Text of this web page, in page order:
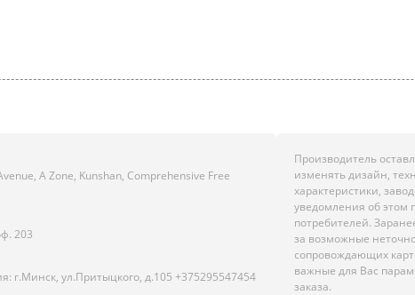
A Zone, Kunshan, Comprehensive Free
203
г.Минск, ул.Притыцкого, д.105 +375295547454
Производитель
изменять дизайн,
характеристики,
уведомления об этом
потребителей.
за возможные
сопровождающих
важные для Вас
заказа.